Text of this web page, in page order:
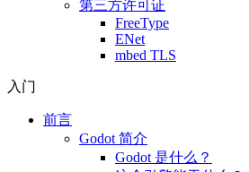
第三方许可证
FreeType
ENet
mbed TLS
入门
前言
Godot 简介
Godot 是什么？